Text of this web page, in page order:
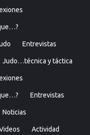
Entrevistas
Judo…técnica y táctica
Entrevistas
Noticias
Actividad